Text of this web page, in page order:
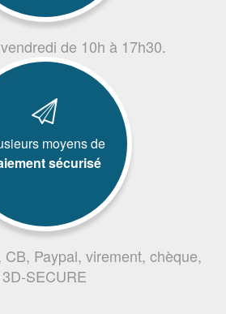
de 10h à 17h30.
moyens de
sécurisé
Paypal, virement, chèque,
3D-SECURE